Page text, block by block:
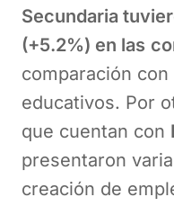
Secundaria
(+5.2%) en las
comparación
educativos. Por
que cuentan con
presentaron
creación de